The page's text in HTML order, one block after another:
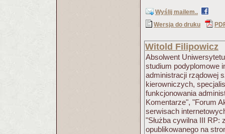
Wyślij mailem..
Wersja do druku
Witold Filipowicz
Absolwent
studium podyplomowe
administracji rządowej
kierowniczych,
funkcjonowania
Komentarze", "Forum
serwisach
"Służba cywilna III RP:
opublikowanego na